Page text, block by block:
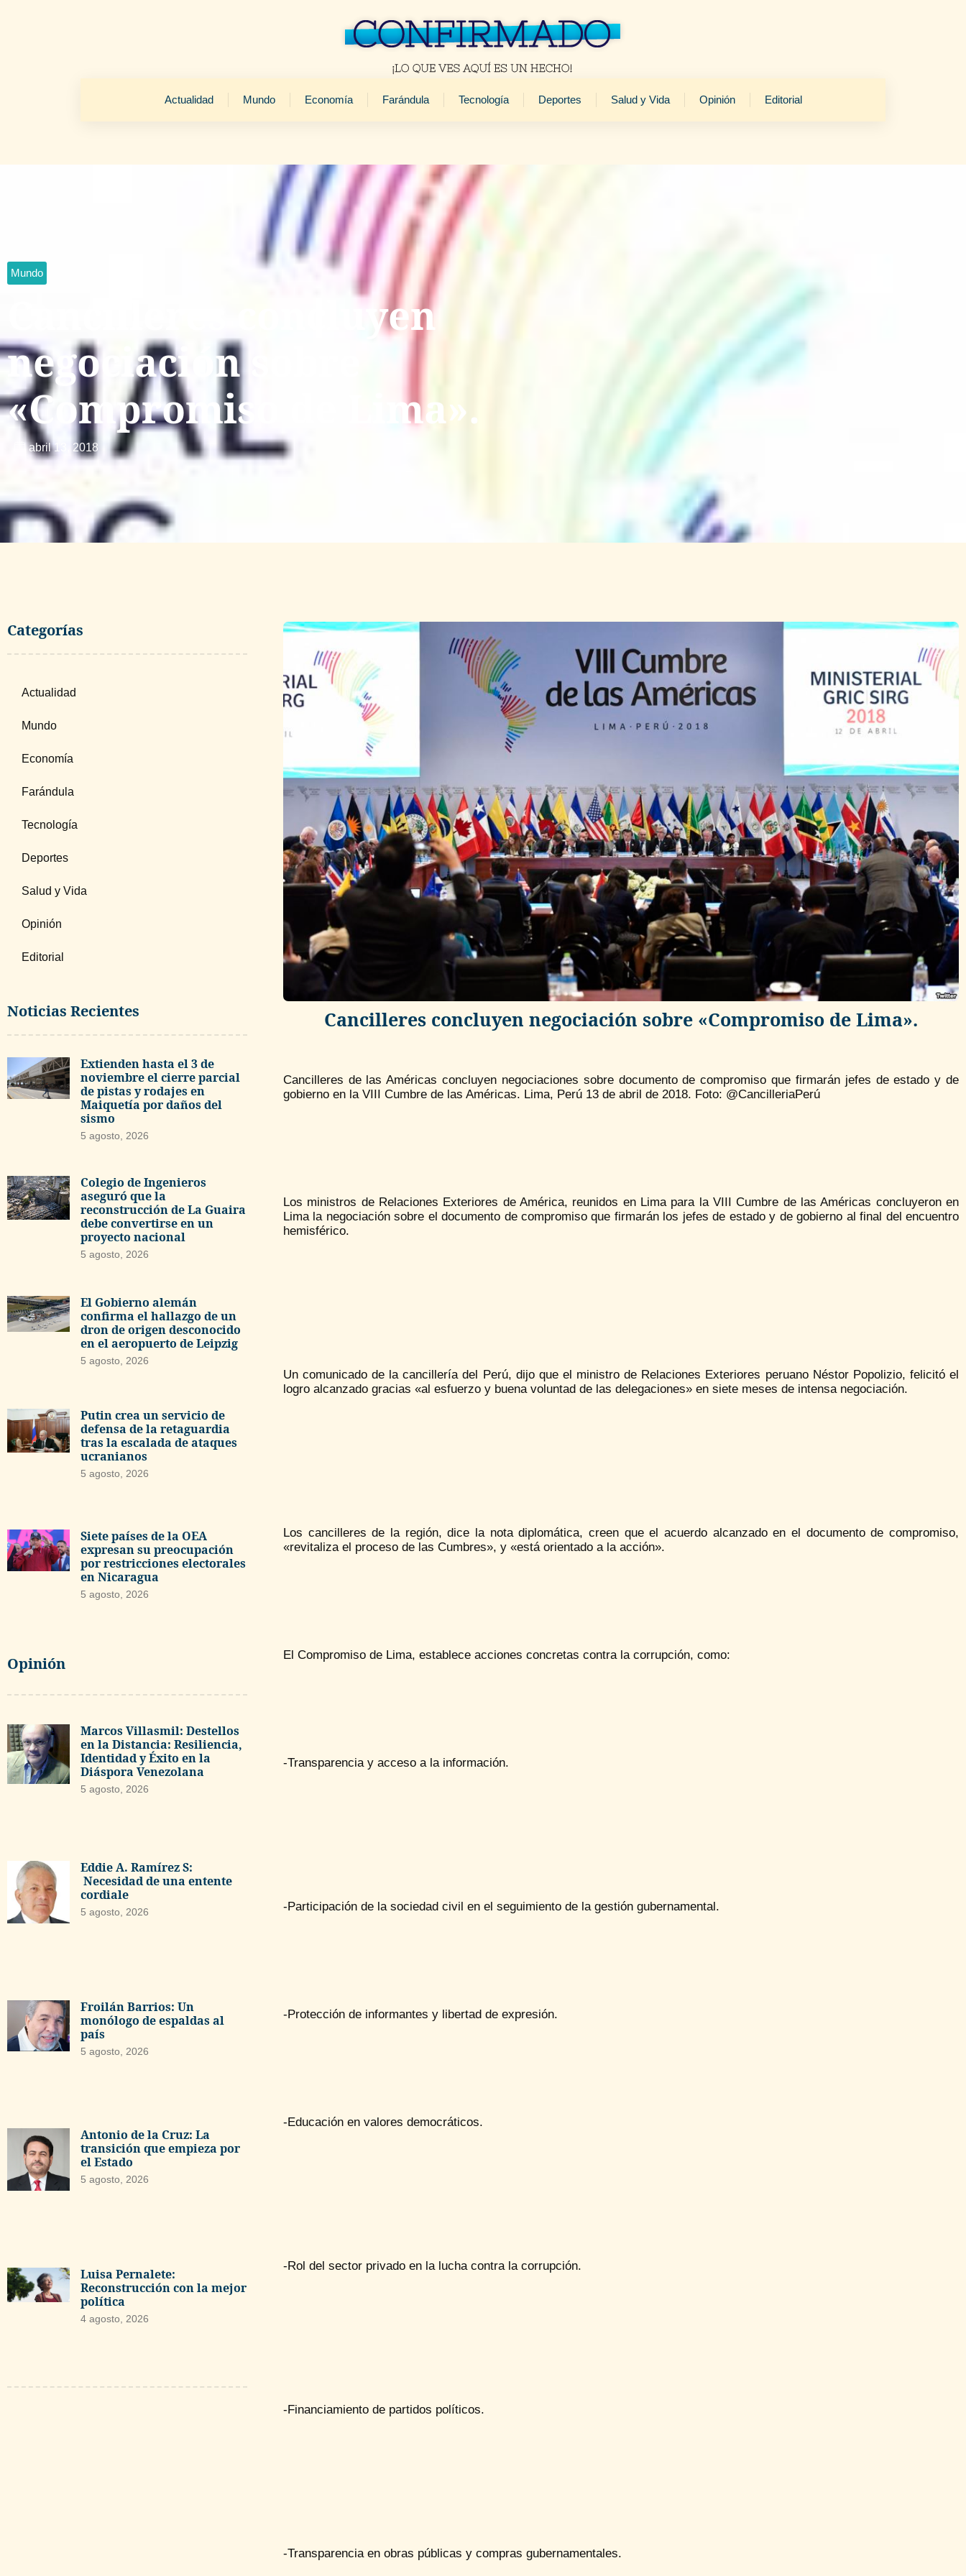
Actualidad Mundo Economía Farándula Tecnología Deportes Salud y Vida Opinión Editorial
Mundo
Cancilleres concluyen
negociación sobre
«Compromiso de Lima».
abril 13, 2018
Categorías
Actualidad
Mundo
Economía
Farándula
Tecnología
Deportes
Salud y Vida
Opinión
Editorial
Noticias Recientes
Extienden hasta el 3 de
noviembre el cierre parcial
de pistas y rodajes en
Maiquetía por daños del
sismo
5 agosto, 2026
Colegio de Ingenieros
aseguró que la
reconstrucción de La Guaira
debe convertirse en un
proyecto nacional
5 agosto, 2026
El Gobierno alemán
confirma el hallazgo de un
dron de origen desconocido
en el aeropuerto de Leipzig
5 agosto, 2026
Putin crea un servicio de
defensa de la retaguardia
tras la escalada de ataques
ucranianos
5 agosto, 2026
Siete países de la OEA
expresan su preocupación
por restricciones electorales
en Nicaragua
5 agosto, 2026
Opinión
Marcos Villasmil: Destellos
en la Distancia: Resiliencia,
Identidad y Éxito en la
Diáspora Venezolana
5 agosto, 2026
Eddie A. Ramírez S:
Necesidad de una entente
cordiale
5 agosto, 2026
Froilán Barrios: Un
monólogo de espaldas al
país
5 agosto, 2026
Antonio de la Cruz: La
transición que empieza por
el Estado
5 agosto, 2026
Luisa Pernalete:
Reconstrucción con la mejor
política
4 agosto, 2026
Cancilleres concluyen negociación sobre «Compromiso de Lima».
Cancilleres de las Américas concluyen negociaciones sobre documento de compromiso que firmarán jefes de estado y de
gobierno en la VIII Cumbre de las Américas. Lima, Perú 13 de abril de 2018. Foto: @CancilleriaPerú
Los ministros de Relaciones Exteriores de América, reunidos en Lima para la VIII Cumbre de las Américas concluyeron en
Lima la negociación sobre el documento de compromiso que firmarán los jefes de estado y de gobierno al final del encuentro
hemisférico.
Un comunicado de la cancillería del Perú, dijo que el ministro de Relaciones Exteriores peruano Néstor Popolizio, felicitó el
logro alcanzado gracias «al esfuerzo y buena voluntad de las delegaciones» en siete meses de intensa negociación.
Los cancilleres de la región, dice la nota diplomática, creen que el acuerdo alcanzado en el documento de compromiso,
«revitaliza el proceso de las Cumbres», y «está orientado a la acción».
El Compromiso de Lima, establece acciones concretas contra la corrupción, como:
-Transparencia y acceso a la información.
-Participación de la sociedad civil en el seguimiento de la gestión gubernamental.
-Protección de informantes y libertad de expresión.
-Educación en valores democráticos.
-Rol del sector privado en la lucha contra la corrupción.
-Financiamiento de partidos políticos.
-Transparencia en obras públicas y compras gubernamentales.